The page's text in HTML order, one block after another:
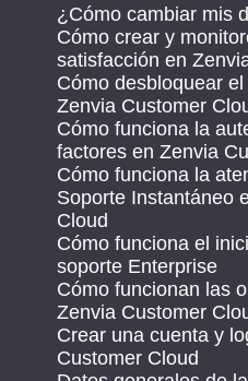
¿Cómo cambiar mis
Cómo crear y
satisfacción en
Cómo desbloquear
Zenvia Customer
Cómo funciona la
factores en Zenvia
Cómo funciona la
Soporte Instantáneo
Cloud
Cómo funciona el
soporte Enterprise
Cómo funcionan las
Zenvia Customer
Crear una cuenta y
Customer Cloud